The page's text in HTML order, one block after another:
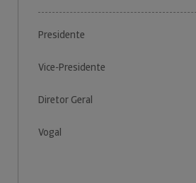
Presidente
Vice-Presidente
Diretor Geral
Vogal